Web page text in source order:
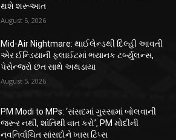
થશે શરૂઆત
August 5, 2026
Mid-Air Nightmare: થાઈલેન્ડથી દિલ્હી આવતી
એર ઈન્ડિયાની ફ્લાઈટમાં ભયાનક ટર્બ્યુલન્સ,
પેસેન્જરો છત સાથે અથડાયા
August 5, 2026
PM Modi to MPs: ‘સંસદમાં ગુસ્સામાં બોલવાની
જરૂર નથી, શાંતિથી વાત કરો’, PM મોદીની
નવનિર્વાચિત સાંસદોને ખાસ ટિપ્સ